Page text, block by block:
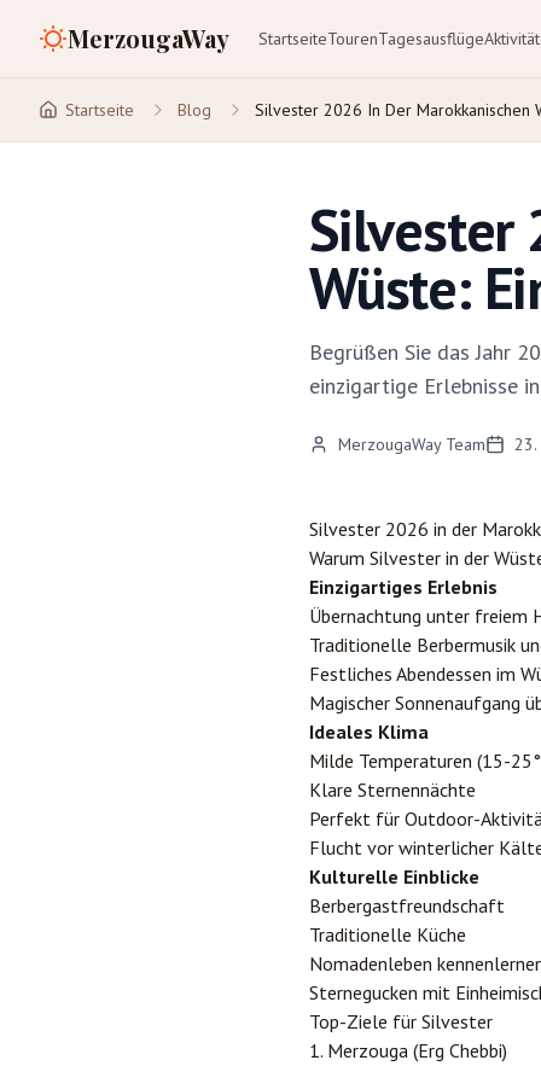
MerzougaWay StartseiteTourenTagesausflüge
Startseite Blog Silvester 2026 In Der Marokkanischen
Silvester
Wüste:
Begrüßen Sie das Jahr
einzigartige Erlebnisse
MerzougaWay Team
Silvester 2026 in der
Warum Silvester in der
Einzigartiges Erlebnis
Übernachtung unter freiem
Traditionelle Berbermusik
Festliches Abendessen im
Magischer Sonnenaufgang
Ideales Klima
Milde Temperaturen (15-
Klare Sternennächte
Perfekt für Outdoor-
Flucht vor winterlicher
Kulturelle Einblicke
Berbergastfreundschaft
Traditionelle Küche
Nomadenleben
Sternegucken mit
Top-Ziele für Silvester
1. Merzouga (Erg Chebbi)